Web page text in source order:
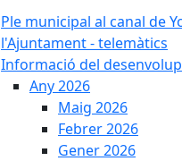
Ple municipal al canal de
l'Ajuntament - telemàtics
Informació del
Any 2026
Maig 2026
Febrer 2026
Gener 2026